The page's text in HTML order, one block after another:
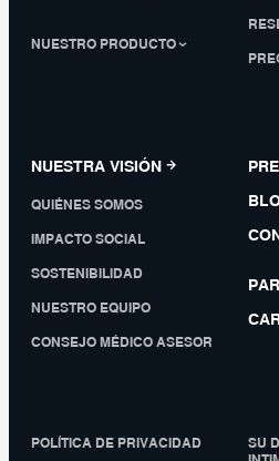
NUESTRO PRODUCTO
NUESTRA VISIÓN
QUIÉNES SOMOS
IMPACTO SOCIAL
SOSTENIBILIDAD
NUESTRO EQUIPO
CONSEJO MÉDICO ASESOR
POLÍTICA DE PRIVACIDAD
SU